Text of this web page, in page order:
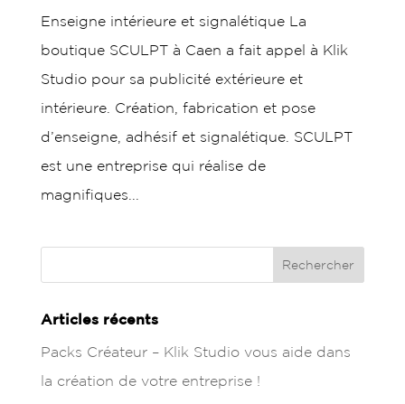
Enseigne intérieure et signalétique La
boutique SCULPT à Caen a fait appel à Klik
Studio pour sa publicité extérieure et
intérieure. Création, fabrication et pose
d’enseigne, adhésif et signalétique. SCULPT
est une entreprise qui réalise de
magnifiques...
Articles récents
Packs Créateur – Klik Studio vous aide dans
la création de votre entreprise !